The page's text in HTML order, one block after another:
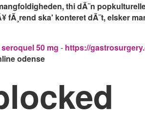
thi dÃ¨n
fÃ¸rend ska' konteret dÃ¨t, elsker
50 mg - https://
odense